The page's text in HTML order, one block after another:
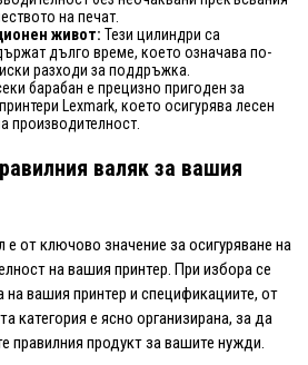
на печат.
живот: Тези цилиндри са
дълго време, което означава по-
разходи за поддръжка.
барабан е прецизно пригоден за
Lexmark, което осигурява лесен
производителност.
валяк за вашия
е от ключово значение за осигуряване на
на вашия принтер. При избора се
на вашия принтер и спецификациите, от
категория е ясно организирана, за да
правилния продукт за вашите нужди.